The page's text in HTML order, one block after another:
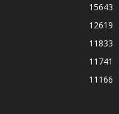
15643
12619
11833
11741
11166